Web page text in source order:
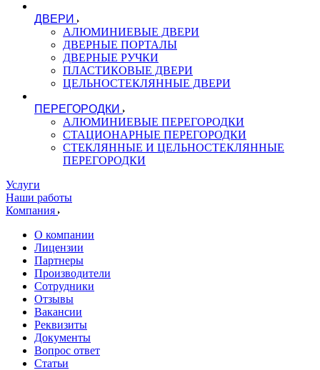
ДВЕРИ
АЛЮМИНИЕВЫЕ ДВЕРИ
ДВЕРНЫЕ ПОРТАЛЫ
ДВЕРНЫЕ РУЧКИ
ПЛАСТИКОВЫЕ ДВЕРИ
ЦЕЛЬНОСТЕКЛЯННЫЕ ДВЕРИ
ПЕРЕГОРОДКИ
АЛЮМИНИЕВЫЕ ПЕРЕГОРОДКИ
СТАЦИОНАРНЫЕ ПЕРЕГОРОДКИ
СТЕКЛЯННЫЕ И ЦЕЛЬНОСТЕКЛЯННЫЕ
ПЕРЕГОРОДКИ
Услуги
Наши работы
Компания
О компании
Лицензии
Партнеры
Производители
Сотрудники
Отзывы
Вакансии
Реквизиты
Документы
Вопрос ответ
Статьи